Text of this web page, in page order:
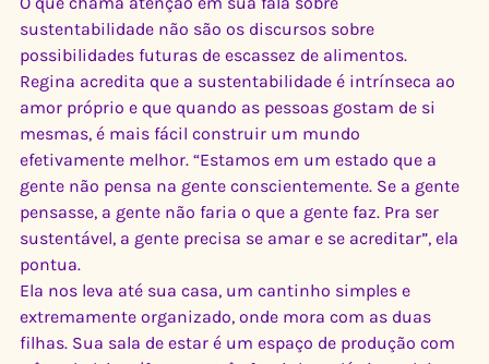
sustentabilidade não são os discursos sobre
possibilidades futuras de escassez de alimentos.
Regina acredita que a sustentabilidade é intrínseca ao
amor próprio e que quando as pessoas gostam de si
mesmas, é mais fácil construir um mundo
efetivamente melhor. “Estamos em um estado que a
gente não pensa na gente conscientemente. Se a gente
pensasse, a gente não faria o que a gente faz. Pra ser
sustentável, a gente precisa se amar e se acreditar”, ela
pontua.
Ela nos leva até sua casa, um cantinho simples e
extremamente organizado, onde mora com as duas
filhas. Sua sala de estar é um espaço de produção com